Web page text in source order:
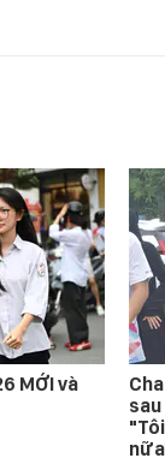
MỚI và